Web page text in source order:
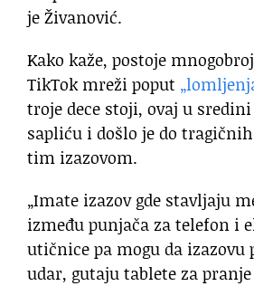
je Živanović.
Kako kaže, postoje
TikTok mreži poput
troje dece stoji, ovaj u
sapliću i došlo je do
tim izazovom.
„Imate izazov gde stavljaju
između punjača za telefon i
utičnice pa mogu da
udar, gutaju tablete za